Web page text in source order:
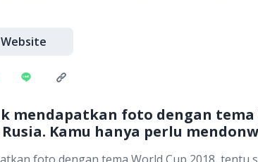
mendapatkan foto dengan tema
Kamu hanya perlu